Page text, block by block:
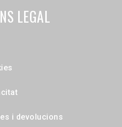
LEGAL
i devolucions